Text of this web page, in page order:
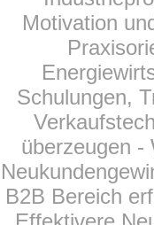
Motivation
Schulungen,
überzeugen -
B2B Bereich